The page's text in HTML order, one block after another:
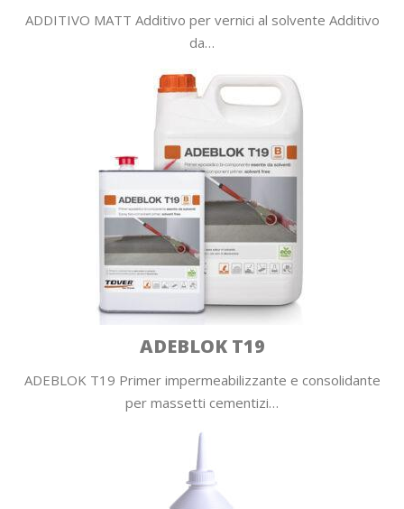
ADDITIVO MATT Additivo per vernici al solvente Additivo
da…
ADEBLOK T19
ADEBLOK T19 Primer impermeabilizzante e consolidante
per massetti cementizi…